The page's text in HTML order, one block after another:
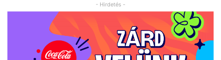
- Hirdetés -